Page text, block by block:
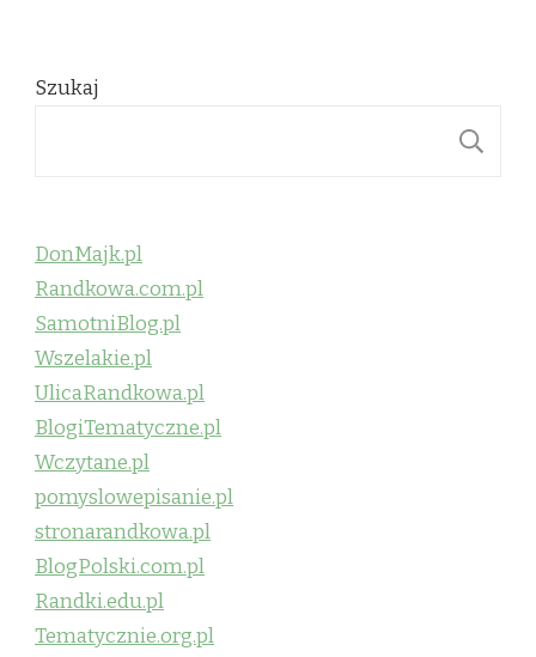
Szukaj
DonMajk.pl
Randkowa.com.pl
SamotniBlog.pl
Wszelakie.pl
UlicaRandkowa.pl
BlogiTematyczne.pl
Wczytane.pl
pomyslowepisanie.pl
stronarandkowa.pl
BlogPolski.com.pl
Randki.edu.pl
Tematycznie.org.pl